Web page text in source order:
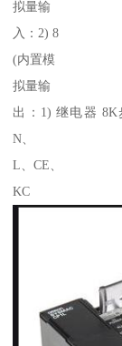
拟量输
入：2) 8
(内置模
拟量输
出：1) 继电器 8K
N、
L、CE、
KC